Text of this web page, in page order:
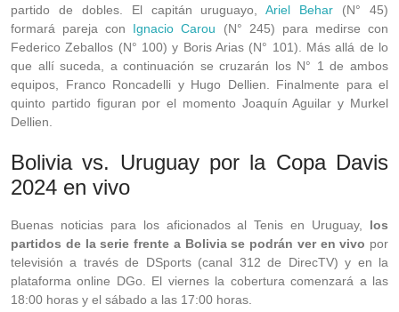
partido de dobles. El capitán uruguayo,Ariel Behar (N° 45)
formará pareja con Ignacio Carou (N° 245) para medirse con
Federico Zeballos (N° 100) y Boris Arias (N° 101). Más allá de lo
que allí suceda, a continuación se cruzarán los N° 1 de ambos
equipos, Franco Roncadelli y Hugo Dellien. Finalmente para el
quinto partido figuran por el momento Joaquín Aguilar y Murkel
Dellien.
Bolivia vs. Uruguay por la Copa Davis
2024 en vivo
Buenas noticias para los aficionados al Tenis en Uruguay, los
partidos de la serie frente a Bolivia se podrán ver en vivo por
televisión a través de DSports (canal 312 de DirecTV) y en la
plataforma online DGo. El viernes la cobertura comenzará a las
18:00 horas y el sábado a las 17:00 horas.